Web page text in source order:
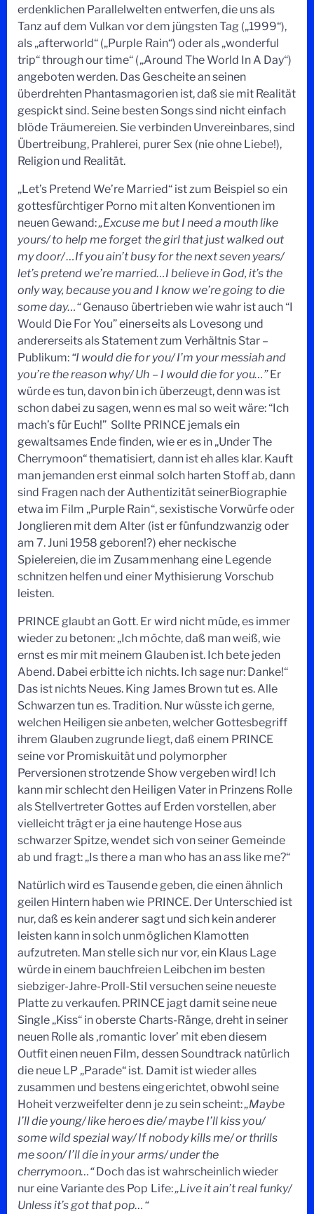
erdenklichen Parallelwelten entwerfen, die uns als
Tanz auf dem Vulkan vor dem jüngsten Tag („1999“),
als „afterworld“ („Purple Rain“) oder als „wonderful
trip“ through our time“ („Around The World In A Day“)
angeboten werden. Das Gescheite an seinen
überdrehten Phantasmagorien ist, daß sie mit Realität
gespickt sind. Seine besten Songs sind nicht einfach
blöde Träumereien. Sie verbinden Unvereinbares, sind
Übertreibung, Prahlerei, purer Sex (nie ohne Liebe!),
Religion und Realität.
„Let’s Pretend We’re Married“ ist zum Beispiel so ein
gottesfürchtiger Porno mit alten Konventionen im
neuen Gewand:„Excuse me but I need a mouth like
yours/ to help me forget the girl that just walked out
my door/ …If you ain’t busy for the next seven years/
let’s pretend we’re married…I believe in God, it’s the
only way, because you and I know we’re going to die
some day…“Genauso übertrieben wie wahr ist auch “I
Would Die For You” einerseits als Lovesong und
andererseits als Statement zum Verhältnis Star –
Publikum: “I would die for you/ I’m your messiah and
you’re the reason why/ Uh – I would die for you…”Er
würde es tun, davon bin ich überzeugt, denn was ist
schon dabei zu sagen, wenn es mal so weit wäre: “Ich
mach’s für Euch!” Sollte PRINCE jemals ein
gewaltsames Ende finden, wie er es in „Under The
Cherrymoon“ thematisiert, dann ist eh alles klar. Kauft
man jemanden erst einmal solch harten Stoff ab, dann
sind Fragen nach der Authentizität seinerBiographie
etwa im Film „Purple Rain“, sexistische Vorwürfe oder
Jonglieren mit dem Alter (ist er fünfundzwanzig oder
am 7. Juni 1958 geboren!?) eher neckische
Spielereien, die im Zusammenhang eine Legende
schnitzen helfen und einer Mythisierung Vorschub
leisten.
PRINCE glaubt an Gott. Er wird nicht müde, es immer
wieder zu betonen: „Ich möchte, daß man weiß, wie
ernst es mir mit meinem Glauben ist. Ich bete jeden
Abend. Dabei erbitte ich nichts. Ich sage nur: Danke!“
Das ist nichts Neues. King James Brown tut es. Alle
Schwarzen tun es. Tradition. Nur wüsste ich gerne,
welchen Heiligen sie anbeten, welcher Gottesbegriff
ihrem Glauben zugrunde liegt, daß einem PRINCE
seine vor Promiskuität und polymorpher
Perversionen strotzende Show vergeben wird! Ich
kann mir schlecht den Heiligen Vater in Prinzens Rolle
als Stellvertreter Gottes auf Erden vorstellen, aber
vielleicht trägt er ja eine hautenge Hose aus
schwarzer Spitze, wendet sich von seiner Gemeinde
ab und fragt: „Is there a man who has an ass like me?“
Natürlich wird es Tausende geben, die einen ähnlich
geilen Hintern haben wie PRINCE. Der Unterschied ist
nur, daß es kein anderer sagt und sich kein anderer
leisten kann in solch unmöglichen Klamotten
aufzutreten. Man stelle sich nur vor, ein Klaus Lage
würde in einem bauchfreien Leibchen im besten
siebziger-Jahre-Proll-Stil versuchen seine neueste
Platte zu verkaufen. PRINCE jagt damit seine neue
Single „Kiss“ in oberste Charts-Ränge, dreht in seiner
neuen Rolle als ‚romantic lover’ mit eben diesem
Outfit einen neuen Film, dessen Soundtrack natürlich
die neue LP „Parade“ ist. Damit ist wieder alles
zusammen und bestens eingerichtet, obwohl seine
Hoheit verzweifelter denn je zu sein scheint:„Maybe
I’ll die young/ like heroes die/ maybe I’ll kiss you/
some wild spezial way/ If nobody kills me/ or thrills
me soon/ I’ll die in your arms/ under the
cherrymoon…“Doch das ist wahrscheinlich wieder
nur eine Variante des Pop Life:„Live it ain’t real funky/
Unless it’s got that pop…“